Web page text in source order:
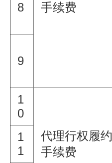
手续费
8
9
1
0
代理行权履约
手续费
1
1